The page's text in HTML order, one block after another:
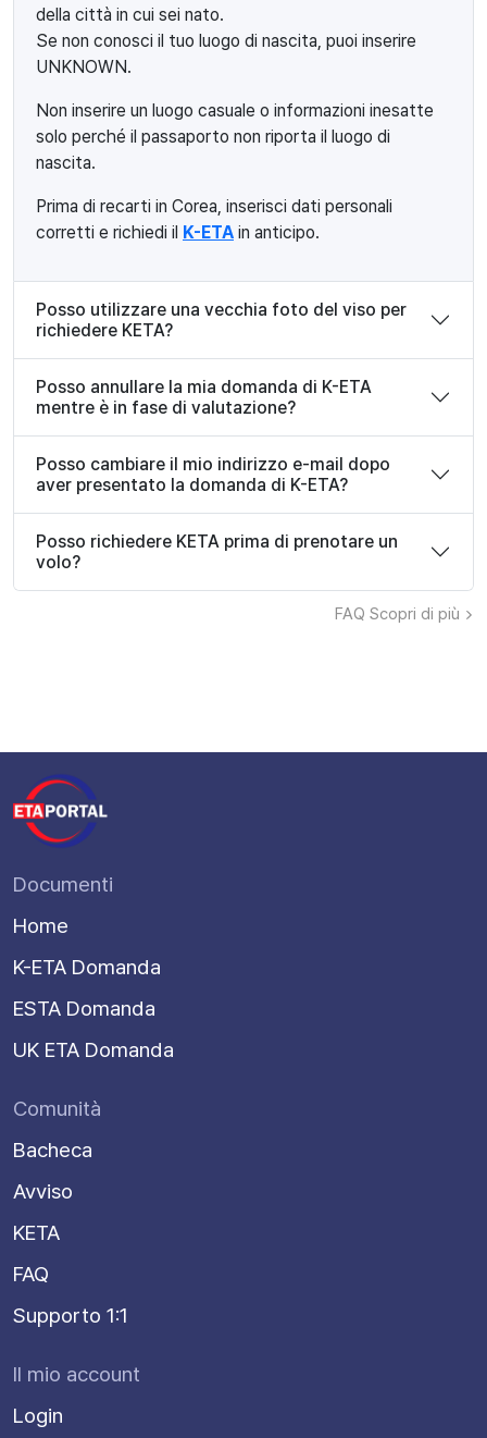
della città in cui sei nato.
Se non conosci il tuo luogo di nascita, puoi inserire
UNKNOWN.
Non inserire un luogo casuale o informazioni inesatte
solo perché il passaporto non riporta il luogo di
nascita.
Prima di recarti in Corea, inserisci dati personali
corretti e richiedi il K-ETA in anticipo.
Posso utilizzare una vecchia foto del viso per
richiedere KETA?
Posso annullare la mia domanda di K-ETA
mentre è in fase di valutazione?
Posso cambiare il mio indirizzo e-mail dopo
aver presentato la domanda di K-ETA?
Posso richiedere KETA prima di prenotare un
volo?
FAQ Scopri di più
Documenti
Home
K-ETA Domanda
ESTA Domanda
UK ETA Domanda
Comunità
Bacheca
Avviso
KETA
FAQ
Supporto 1:1
Il mio account
Login